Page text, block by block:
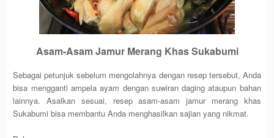
Asam-Asam Jamur Merang Khas Sukabumi
Sebagai petunjuk sebelum mengolahnya dengan resep tersebut, Anda
bisa mengganti ampela ayam dengan suwiran daging ataupun bahan
lainnya. Asalkan sesuai, resep asam-asam jamur merang khas
Sukabumi bisa membantu Anda menghasilkan sajian yang nikmat.